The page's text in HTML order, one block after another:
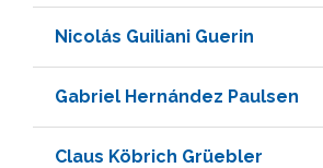
Nicolás Guiliani Guerin
Gabriel Hernández Paulsen
Claus Köbrich Grüebler